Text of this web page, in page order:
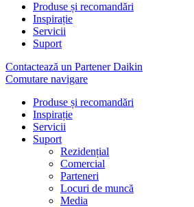
Produse și recomandări
Inspirație
Servicii
Suport
Contactează un Partener Daikin
Comutare navigare
Produse și recomandări
Inspirație
Servicii
Suport
Rezidențial
Comercial
Parteneri
Locuri de muncă
Media